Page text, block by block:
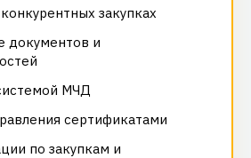
закупках
документов и
МЧД
сертификатами
по закупкам и